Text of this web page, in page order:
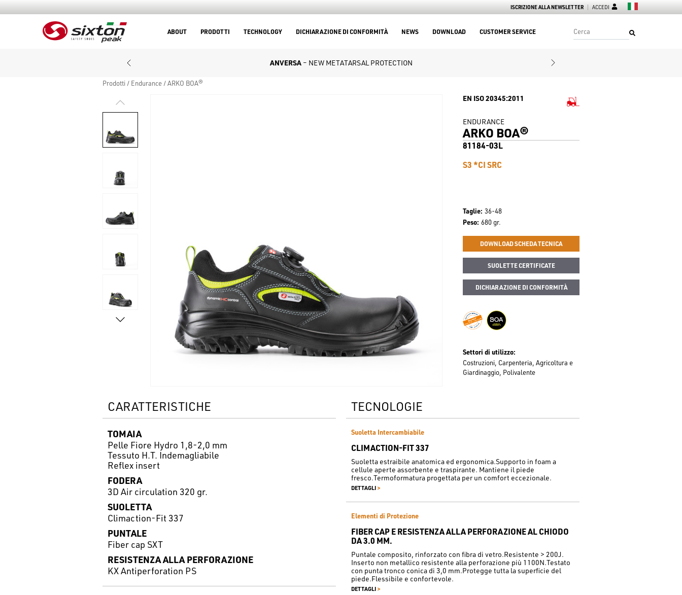
ISCRIZIONE ALLA NEWSLETTER ACCEDI
ABOUT PRODOTTI TECHNOLOGY DICHIARAZIONE DI CONFORMITÀ NEWS DOWNLOAD CUSTOMER SERVICE
ANVERSA – NEW METATARSAL PROTECTION
Prodotti Endurance ARKO BOA®
EN ISO 20345:2011
ENDURANCE
ARKO BOA®
81184-03L
S3 *CI SRC
Taglie 36-48
Peso 680 gr.
DOWNLOAD SCHEDA TECNICA
SUOLETTE CERTIFICATE
DICHIARAZIONE DI CONFORMITÀ
Settori di utilizzo
Costruzioni Carpenteria Agricoltura e
Giardinaggio Polivalente
CARATTERISTICHE
TOMAIA
Pelle Fiore Hydro 1,8-2,0 mm
Tessuto H.T. Indemagliabile
Reflex insert
FODERA
3D Air circulation 320 gr.
SUOLETTA
Climaction-Fit 337
PUNTALE
Fiber cap SXT
RESISTENZA ALLA PERFORAZIONE
KX Antiperforation PS
TECNOLOGIE
Suoletta Intercambiabile
CLIMACTION-FIT 337
Suoletta estraibile anatomica ed ergonomica.Supporto in foam a
cellule aperte assorbente e traspirante. Mantiene il piede
fresco.Termoformatura progettata per un comfort eccezionale.
DETTAGLI >
Elementi di Protezione
FIBER CAP E RESISTENZA ALLA PERFORAZIONE AL CHIODO
DA 3.0 MM.
Puntale composito, rinforzato con fibra di vetro.Resistente > 200J.
Inserto non metallico resistente alla perforazione più 1100N.Testato
con punta tronco conica di 3,0 mm.Protegge tutta la superficie del
piede.Flessibile e confortevole.
DETTAGLI >